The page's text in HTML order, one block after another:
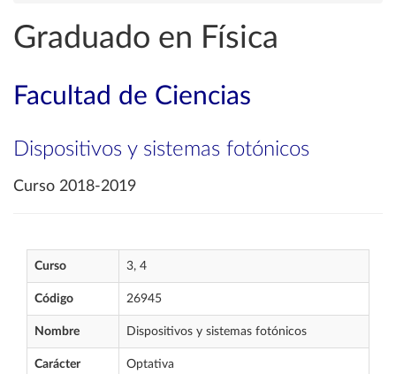
Graduado en Física
Facultad de Ciencias
Dispositivos y sistemas fotónicos
Curso 2018-2019
Curso 3, 4
Código 26945
Nombre Dispositivos y sistemas fotónicos
Carácter Optativa